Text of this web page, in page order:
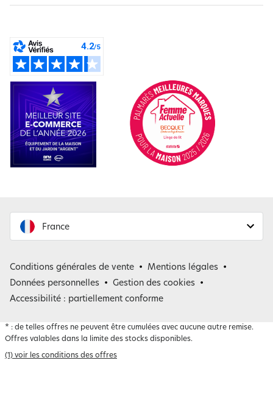
France
Belgique
Conditions générales de vente
Mentions légales
Données personnelles
Gestion des cookies
Accessibilité : partiellement conforme
* : de telles offres ne peuvent être cumulées avec aucune autre remise.
Offres valables dans la limite des stocks disponibles.
(1) voir les conditions des offres